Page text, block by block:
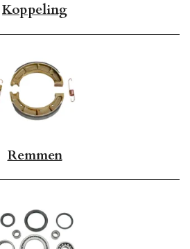
Koppeling
Remmen